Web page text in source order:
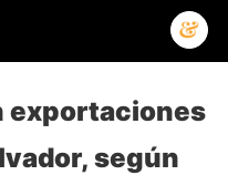
exportaciones
según